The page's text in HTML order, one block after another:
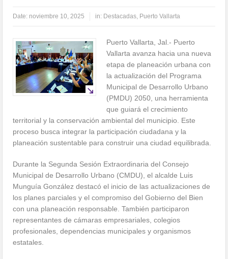
Date: noviembre 10, 2025 in: Destacadas, Puerto Vallarta
Puerto Vallarta, Jal.- Puerto
Vallarta avanza hacia una nueva
etapa de planeación urbana con
la actualización del Programa
Municipal de Desarrollo Urbano
(PMDU) 2050, una herramienta
que guiará el crecimiento
territorial y la conservación ambiental del municipio. Este
proceso busca integrar la participación ciudadana y la
planeación sustentable para construir una ciudad equilibrada.
Durante la Segunda Sesión Extraordinaria del Consejo
Municipal de Desarrollo Urbano (CMDU), el alcalde Luis
Munguía González destacó el inicio de las actualizaciones de
los planes parciales y el compromiso del Gobierno del Bien
con una planeación responsable. También participaron
representantes de cámaras empresariales, colegios
profesionales, dependencias municipales y organismos
estatales.